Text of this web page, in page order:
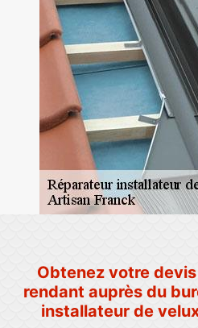
Obtenez votre
rendant auprès du
installateur de